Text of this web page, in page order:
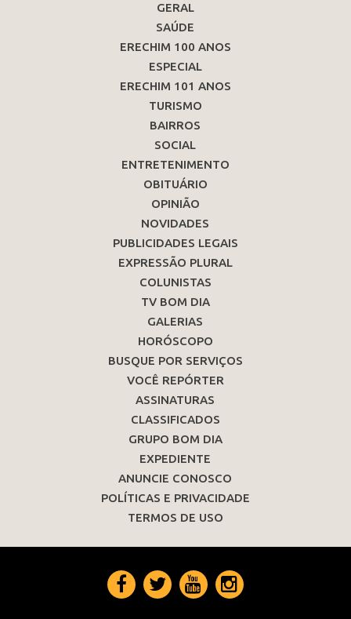
GERAL
SAÚDE
ERECHIM 100 ANOS
ESPECIAL
ERECHIM 101 ANOS
TURISMO
BAIRROS
SOCIAL
ENTRETENIMENTO
OBITUÁRIO
OPINIÃO
NOVIDADES
PUBLICIDADES LEGAIS
EXPRESSÃO PLURAL
COLUNISTAS
TV BOM DIA
GALERIAS
HORÓSCOPO
BUSQUE POR SERVIÇOS
VOCÊ REPÓRTER
ASSINATURAS
CLASSIFICADOS
GRUPO BOM DIA
EXPEDIENTE
ANUNCIE CONOSCO
POLÍTICAS E PRIVACIDADE
TERMOS DE USO